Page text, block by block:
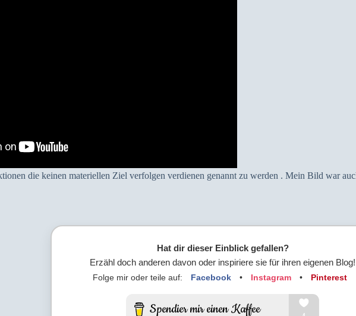
die keinen materiellen Ziel verfolgen verdienen genannt zu werden . Mein Bild war
Hat dir dieser Einblick gefallen?
Erzähl doch anderen davon oder inspiriere sie für ihren eigenen Blog!
Folge mir oder teile auf: Facebook • Instagram • Pinterest